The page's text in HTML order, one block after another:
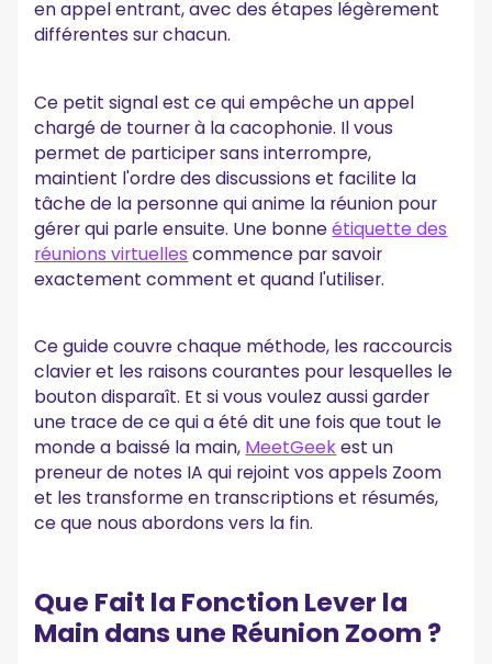
Reconnaissance des Gestes dans Zoom ?
Des Mains Levées au Suivi Concret
Points Clés à Retenir
Questions Fréquentes
Pourquoi Je Ne Peux Pas Lever la Main sur Zoom ?
Quel Est le Raccourci pour Lever la Main sur Zoom ?
Comment Lever la Main sur Zoom depuis un Téléphone ?
Comment Activer les Gestes de la Main dans Zoom ?
en appel entrant, avec des étapes légèrement
différentes sur chacun.
Ce petit signal est ce qui empêche un appel
chargé de tourner à la cacophonie. Il vous
permet de participer sans interrompre,
maintient l'ordre des discussions et facilite la
tâche de la personne qui anime la réunion pour
gérer qui parle ensuite. Une bonneétiquette des
réunions virtuelles commence par savoir
exactement comment et quand l'utiliser.
Ce guide couvre chaque méthode, les raccourcis
clavier et les raisons courantes pour lesquelles le
bouton disparaît. Et si vous voulez aussi garder
une trace de ce qui a été dit une fois que tout le
monde a baissé la main, MeetGeekest un
preneur de notes IA qui rejoint vos appels Zoom
et les transforme en transcriptions et résumés,
ce que nous abordons vers la fin.
Que Fait la Fonction Lever la
Main dans une Réunion Zoom ?